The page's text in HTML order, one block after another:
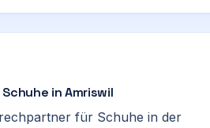
in Amriswil
für Schuhe in der